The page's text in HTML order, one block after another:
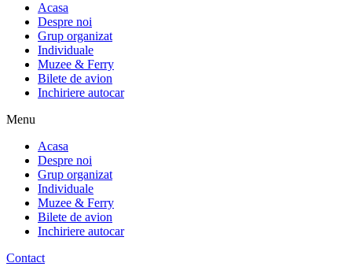
Acasa
Despre noi
Grup organizat
Individuale
Muzee & Ferry
Bilete de avion
Inchiriere autocar
Menu
Acasa
Despre noi
Grup organizat
Individuale
Muzee & Ferry
Bilete de avion
Inchiriere autocar
Contact